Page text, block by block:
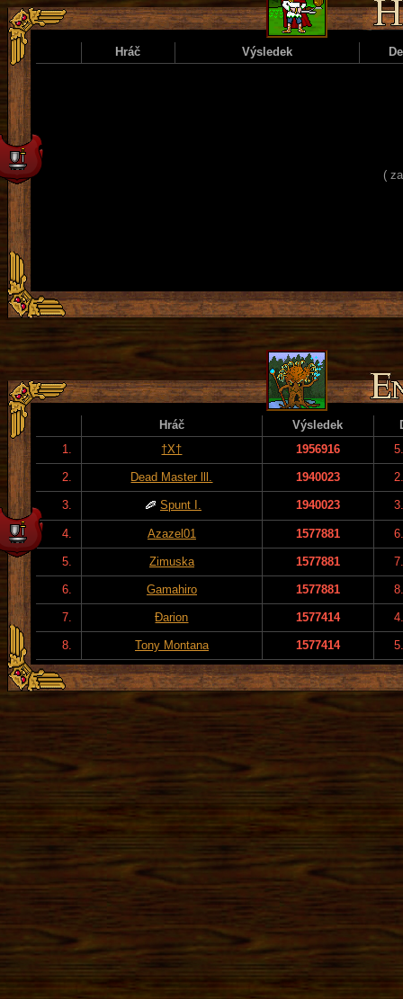
Hráč Výsledek
(
Hráč Výsledek
1.
†X† 1956916
2. Dead Master lll. 1940023
3. Spunt I. 1940023
4. Azazel01 1577881
5. Zimuska 1577881
6. Gamahiro 1577881
7. Đarion 1577414
8. Tony Montana 1577414